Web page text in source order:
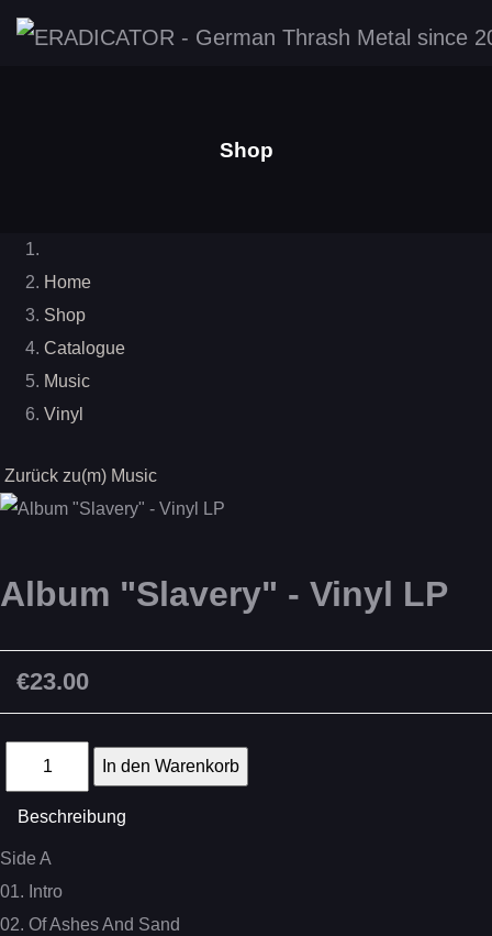
Shop
Home
Shop
Catalogue
Music
Vinyl
Zurück zu(m) Music
Album "Slavery" - Vinyl LP
€23.00
Beschreibung
Side A
01. Intro
02. Of Ashes And Sand